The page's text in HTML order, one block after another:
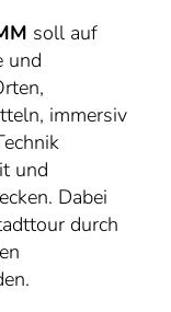
soll auf
und
immersiv
und
Dabei
durch